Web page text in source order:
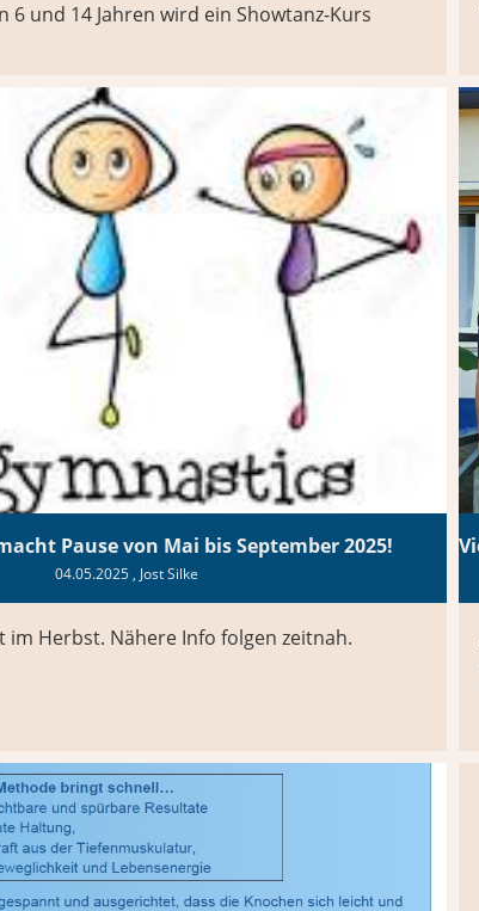
6 und 14 Jahren wird ein Showtanz-Kurs
Pause von Mai bis September 2025!
04.05.2025 , Jost Silke
im Herbst. Nähere Info folgen zeitnah.